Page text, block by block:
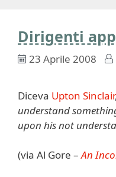
Dirigenti
23 Aprile 2008
Diceva Upton Sinclair
understand
upon his not
(via Al Gore –An